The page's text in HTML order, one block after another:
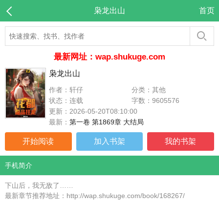
枭龙出山 首页
最新网址：wap.shukuge.com
枭龙出山
作者：轩仔
分类：其他
状态：连载
字数：9605576
更新：2026-05-20T08:10:00
最新： 第一卷 第1869章 大结局
开始阅读 加入书架 我的书架
手机简介
下山后，我无敌了……
最新章节推荐地址：http://wap.shukuge.com/book/168267/